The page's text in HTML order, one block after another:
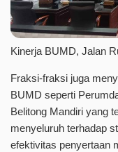
Kinerja BUMD, Jalan
Fraksi-fraksi juga
BUMD seperti
Belitong Mandiri yang
menyeluruh terhadap
efektivitas penyertaan